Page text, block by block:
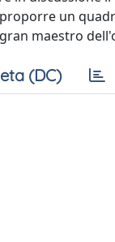
un
maestro
(DC)